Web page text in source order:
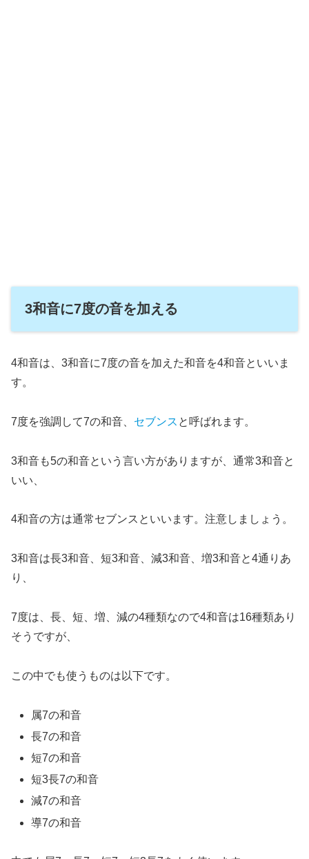
3和音に7度の音を加える
4和音は、3和音に7度の音を加えた和音を4和音といいま
す。
7度を強調して7の和音、 セブンス と呼ばれます。
3和音も5の和音という言い方がありますが、通常3和音と
いい、
4和音の方は通常セブンスといいます。注意しましょう。
3和音は長3和音、短3和音、減3和音、増3和音と4通りあ
り、
7度は、長、短、増、減の4種類なので4和音は16種類あり
そうですが、
この中でも使うものは以下です。
属7の和音
長7の和音
短7の和音
短3長7の和音
減7の和音
導7の和音